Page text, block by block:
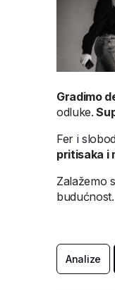
Gradimo
odluke.
Fer i
pritisaka i
Zalažemo
budućnost.
Analize